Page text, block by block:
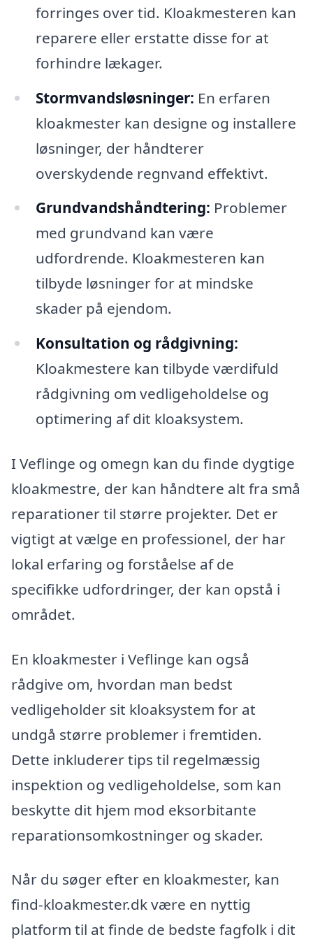
forringes over tid. Kloakmesteren kan
reparere eller erstatte disse for at
forhindre lækager.
Stormvandsløsninger: En erfaren
kloakmester kan designe og installere
løsninger, der håndterer
overskydende regnvand effektivt.
Grundvandshåndtering: Problemer
med grundvand kan være
udfordrende. Kloakmesteren kan
tilbyde løsninger for at mindske
skader på ejendom.
Konsultation og rådgivning:
Kloakmestere kan tilbyde værdifuld
rådgivning om vedligeholdelse og
optimering af dit kloaksystem.
I Veflinge og omegn kan du finde dygtige
kloakmestre, der kan håndtere alt fra små
reparationer til større projekter. Det er
vigtigt at vælge en professionel, der har
lokal erfaring og forståelse af de
specifikke udfordringer, der kan opstå i
området.
En kloakmester i Veflinge kan også
rådgive om, hvordan man bedst
vedligeholder sit kloaksystem for at
undgå større problemer i fremtiden.
Dette inkluderer tips til regelmæssig
inspektion og vedligeholdelse, som kan
beskytte dit hjem mod eksorbitante
reparationsomkostninger og skader.
Når du søger efter en kloakmester, kan
find-kloakmester.dk være en nyttig
platform til at finde de bedste fagfolk i dit